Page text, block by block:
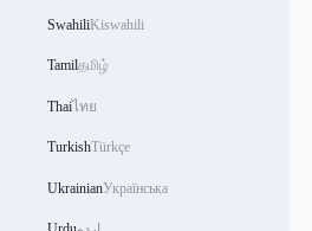
SwahiliKiswahili
Tamilதமிழ்
Thaiไทย
TurkishTürkçe
UkrainianУкраїнська